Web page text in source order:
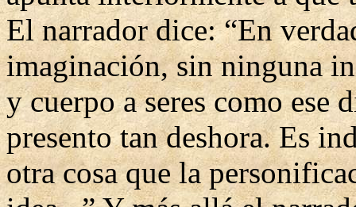
El narrador dice: “En
imaginación, sin ninguna
y cuerpo a seres como ese
presento tan deshora. Es
otra cosa que la